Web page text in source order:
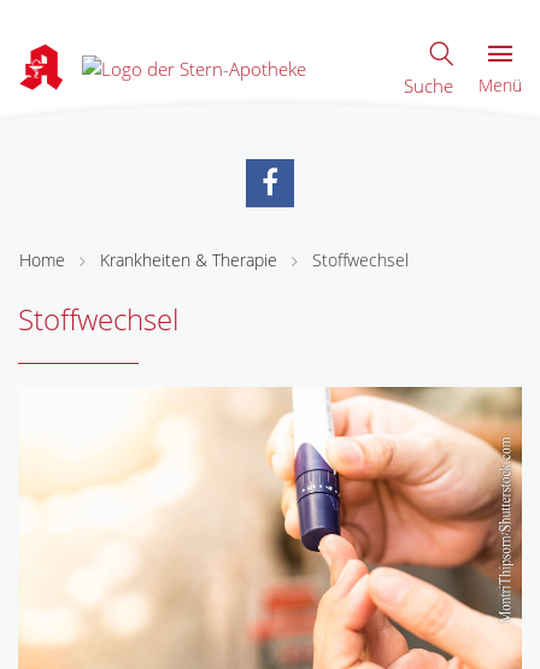
Suche Menü
Home Krankheiten & Therapie Stoffwechsel
Stoffwechsel